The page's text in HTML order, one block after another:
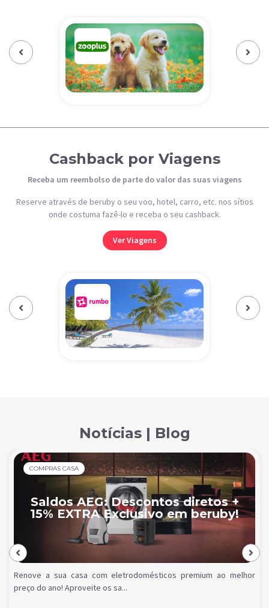
Previous‹ Next›
Previous‹ Next›
Cashback por Viagens
Receba um reembolso de parte do valor das suas viagens
Reserve através de beruby o seu voo, hotel, carro, etc. nos sítios
onde costuma fazê-lo e receba o seu cashback.
Ver Viagens
Notícias | Blog
COMPRAS CASA
Saldos AEG: Descontos diretos +
15% EXTRA Exclusivo em beruby!
Renove a sua casa com eletrodomésticos premium ao melhor
preço do ano! Aproveite os sa...